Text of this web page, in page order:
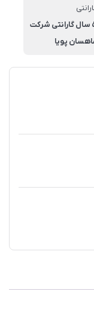
5 سال گارانتی شرکت
پویا